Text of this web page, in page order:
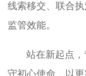
线索移交、联合
监管效能。
站在新起点
守初心使命，以